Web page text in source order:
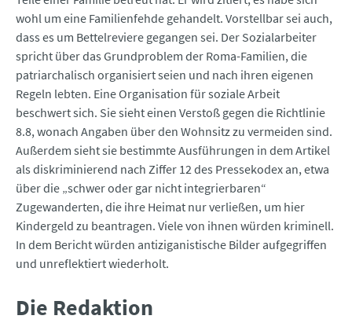
wohl um eine Familienfehde gehandelt. Vorstellbar sei auch,
dass es um Bettelreviere gegangen sei. Der Sozialarbeiter
spricht über das Grundproblem der Roma-Familien, die
patriarchalisch organisiert seien und nach ihren eigenen
Regeln lebten. Eine Organisation für soziale Arbeit
beschwert sich. Sie sieht einen Verstoß gegen die Richtlinie
8.8, wonach Angaben über den Wohnsitz zu vermeiden sind.
Außerdem sieht sie bestimmte Ausführungen in dem Artikel
als diskriminierend nach Ziffer 12 des Pressekodex an, etwa
über die „schwer oder gar nicht integrierbaren“
Zugewanderten, die ihre Heimat nur verließen, um hier
Kindergeld zu beantragen. Viele von ihnen würden kriminell.
In dem Bericht würden antiziganistische Bilder aufgegriffen
und unreflektiert wiederholt.
Die Redaktion